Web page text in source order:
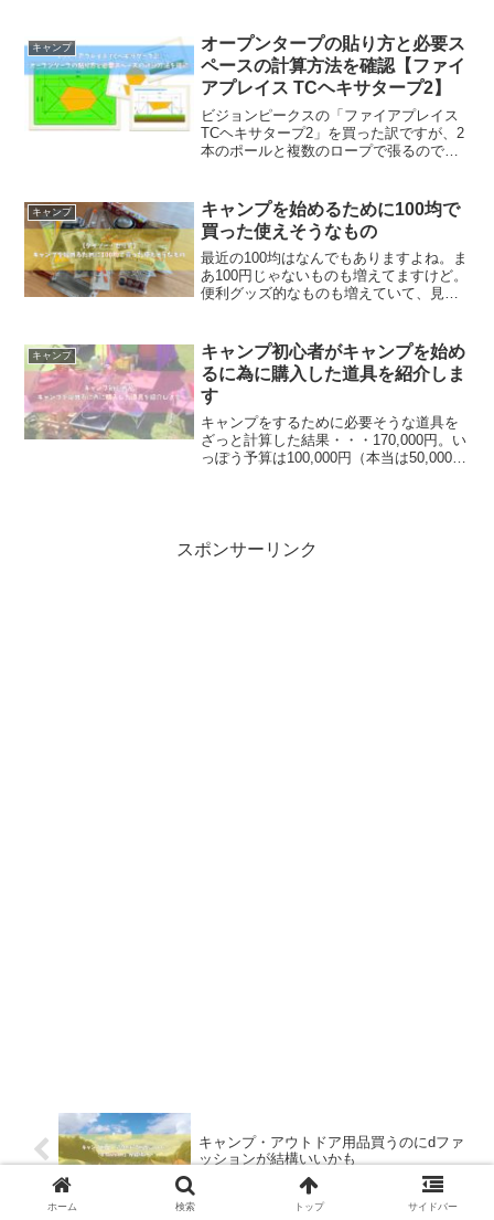
うものに合わせて色々なショッピングサ
イトを混ぜて購...
キャンプ
オープンタープの貼り方と必要ス
ペースの計算方法を確認【ファイ
アプレイス TCヘキサタープ2】
ビジョンピークスの「ファイアプレイス
TCヘキサタープ2」を買った訳ですが、2
本のポールと複数のロープで張るので、
くるんですよね。ワンタッチタープは立
ち上げの時、一人だ...
キャンプ
キャンプを始めるために100均で
買った使えそうなもの
最近の100均はなんでもありますよね。ま
あ100円じゃないものも増えてますけど。
便利グッズ的なものも増えていて、見て
んな100均ですが、実は僕はあまり好きじ
ゃない。...
キャンプ
キャンプ初心者がキャンプを始め
るに為に購入した道具を紹介しま
す
キャンプをするために必要そうな道具を
ざっと計算した結果・・・170,000円。い
っぽう予算は100,000円（本当は50,000
スポンサーリンク
キャンプ・アウトドア用品買うのにdファ
ッションが結構いいかも
ホーム 検索 トップ サイドバー